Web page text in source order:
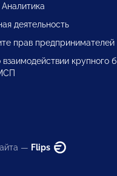
деятельность
прав предпринимателей
крупного
— Flips